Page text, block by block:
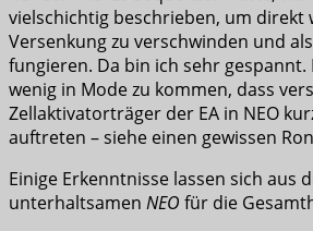
vielschichtig beschrieben, um direkt
Versenkung zu verschwinden und
fungieren. Da bin ich sehr gespannt.
wenig in Mode zu kommen, dass
Zellaktivatorträger der EA in NEO
auftreten – siehe einen gewissen
Einige Erkenntnisse lassen sich aus
unterhaltsamen NEO für die